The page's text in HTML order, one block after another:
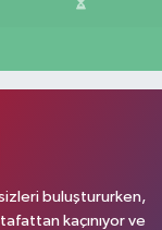
buluştururken,
kaçınıyor ve